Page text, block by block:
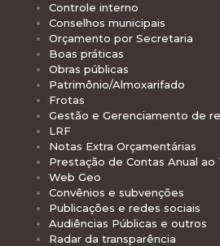
Controle interno
Conselhos municipais
Orçamento por Secretaria
Boas práticas
Obras públicas
Patrimônio/Almoxarifado
Frotas
Gestão e Gerenciamento de
LRF
Notas Extra Orçamentárias
Prestação de Contas Anual ao
Web Geo
Convênios e subvenções
Publicações e redes sociais
Audiências Públicas e outros
Radar da transparência